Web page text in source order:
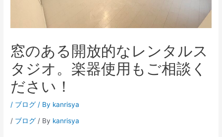
窓のある開放的なレンタルス
タジオ。楽器使用もご相談く
ださい！
/ ブログ / By kanrisya
/ ブログ / By kanrisya